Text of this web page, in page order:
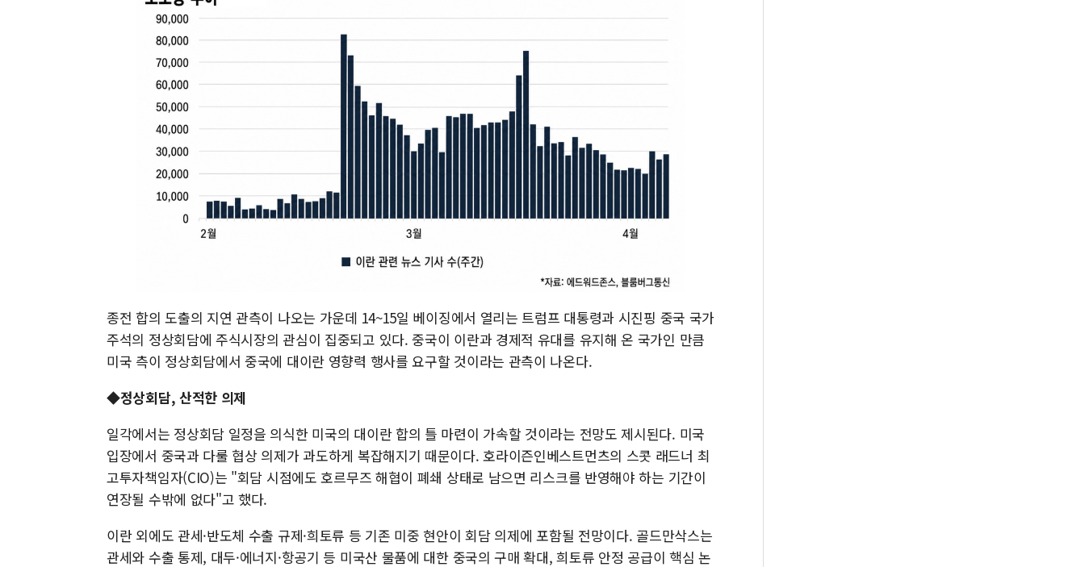
종전 합의 도출의 지연 관측이 나오는 가운데 14~15일 베이징에서 열리는 트럼프 대통령과 시진핑 중국 국가
주석의 정상회담에 주식시장의 관심이 집중되고 있다. 중국이 이란과 경제적 유대를 유지해 온 국가인 만큼
미국 측이 정상회담에서 중국에 대이란 영향력 행사를 요구할 것이라는 관측이 나온다.
◆정상회담, 산적한 의제
일각에서는 정상회담 일정을 의식한 미국의 대이란 합의 틀 마련이 가속할 것이라는 전망도 제시된다. 미국
입장에서 중국과 다룰 협상 의제가 과도하게 복잡해지기 때문이다. 호라이즌인베스트먼츠의 스콧 래드너 최
고투자책임자(CIO)는 "회담 시점에도 호르무즈 해협이 폐쇄 상태로 남으면 리스크를 반영해야 하는 기간이
연장될 수밖에 없다"고 했다.
이란 외에도 관세·반도체 수출 규제·희토류 등 기존 미중 현안이 회담 의제에 포함될 전망이다. 골드만삭스는
관세와 수출 통제, 대두·에너지·항공기 등 미국산 물품에 대한 중국의 구매 확대, 희토류 안정 공급이 핵심 논